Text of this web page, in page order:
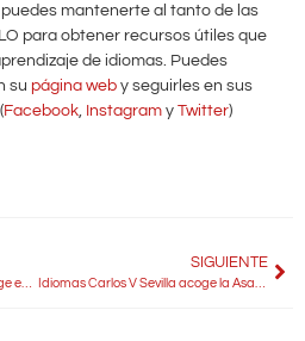
mantenerte al tanto de las
para obtener recursos útiles que
de idiomas. Puedes
su página web y seguirles en sus
Facebook, Instagram y Twitter)
SIGUIENTE